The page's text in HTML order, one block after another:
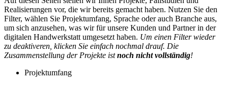
Realisierungen vor, die wir bereits gemacht haben. Nutzen Sie den
Filter, wählen Sie Projektumfang, Sprache oder auch Branche aus,
um sich anzusehen, was wir für unsere Kunden und Partner in der
digitalen Handwerkstatt umgesetzt haben. Um einen Filter wieder
zu deaktiveren, klicken Sie einfach nochmal drauf. Die
Zusammenstellung der Projekte istnoch nicht vollständig!
Projektumfang